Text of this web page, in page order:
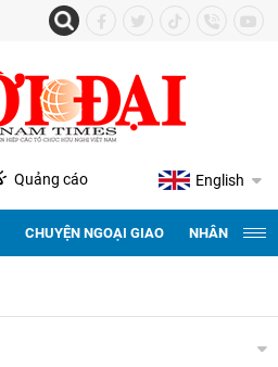
Quảng cáo English
CHUYỆN NGOẠI GIAO NHÂN